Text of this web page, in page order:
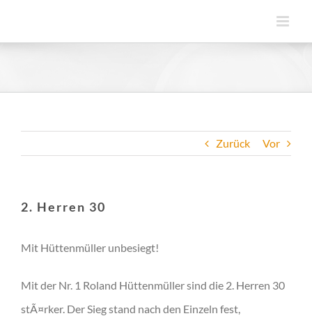
Zurück Vor
2. Herren 30
Mit Hüttenmüller unbesiegt!
Mit der Nr. 1 Roland Hüttenmüller sind die 2. Herren 30
stÃ¤rker. Der Sieg stand nach den Einzeln fest,